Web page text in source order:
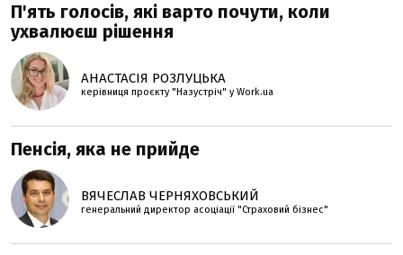
П'ять голосів, які варто почути, коли
ухвалюєш рішення
АНАСТАСІЯ РОЗЛУЦЬКА
керівниця проєкту "Назустріч" у Work.ua
Пенсія, яка не прийде
ВЯЧЕСЛАВ ЧЕРНЯХОВСЬКИЙ
генеральний директор асоціації "Страховий бізнес"